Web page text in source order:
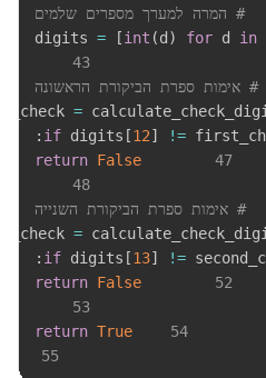
# המרה למערך מספרים שלמים
= [int (d ) for d in
43
# אימות ספרת הביקורת הראשונה
=
if digits [12] !=
:
47
return False
48
# אימות ספרת הביקורת השנייה
=
if digits [13] !=
:
52
return False
53
54
return True
55